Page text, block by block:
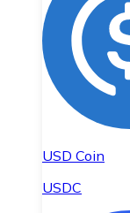
USD Coin
USDC